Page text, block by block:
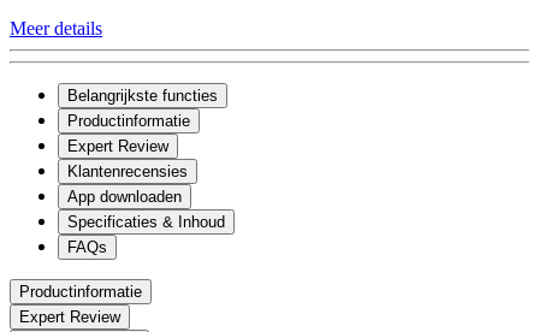
Meer details
Belangrijkste functies
Productinformatie
Expert Review
Klantenrecensies
App downloaden
Specificaties & Inhoud
FAQs
Productinformatie
Expert Review